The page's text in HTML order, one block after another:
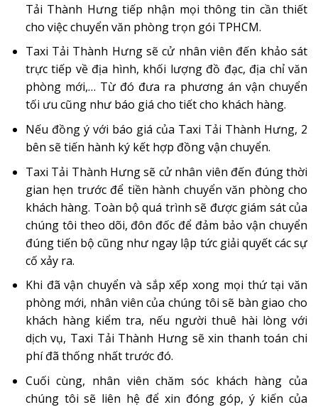
Tải Thành Hưng tiếp nhận mọi thông tin cần thiết
cho việc chuyển văn phòng trọn gói TPHCM.
Taxi Tải Thành Hưng sẽ cử nhân viên đến khảo sát
trực tiếp về địa hình, khối lượng đồ đạc, địa chỉ văn
phòng mới,… Từ đó đưa ra phương án vận chuyển
tối ưu cũng như báo giá cho tiết cho khách hàng.
Nếu đồng ý với báo giá của Taxi Tải Thành Hưng, 2
bên sẽ tiến hành ký kết hợp đồng vận chuyển.
Taxi Tải Thành Hưng sẽ cử nhân viên đến đúng thời
gian hẹn trước để tiền hành chuyển văn phòng cho
khách hàng. Toàn bộ quá trình sẽ được giám sát của
chúng tôi theo dõi, đôn đốc để đảm bảo vận chuyển
đúng tiến bộ cũng như ngay lập tức giải quyết các sự
cố xảy ra.
Khi đã vận chuyển và sắp xếp xong mọi thứ tại văn
phòng mới, nhân viên của chúng tôi sẽ bàn giao cho
khách hàng kiểm tra, nếu người thuê hài lòng với
dịch vụ, Taxi Tải Thành Hưng sẽ xin thanh toán chi
phí đã thống nhất trước đó.
Cuối cùng, nhân viên chăm sóc khách hàng của
chúng tôi sẽ liên hệ để xin đóng góp, ý kiến của